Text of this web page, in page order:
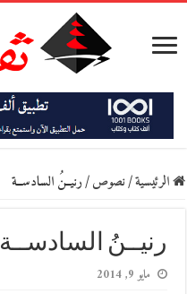
الرئيسية/نصوص/رنيــنُ السادســة
رنيــنُ السادســة
مايو 9, 2014